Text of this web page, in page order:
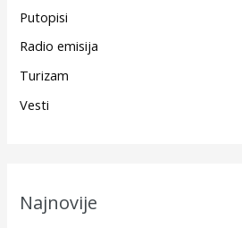
Putopisi
Radio emisija
Turizam
Vesti
Najnovije